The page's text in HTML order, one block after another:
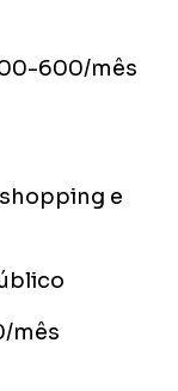
600/mês
e
mês